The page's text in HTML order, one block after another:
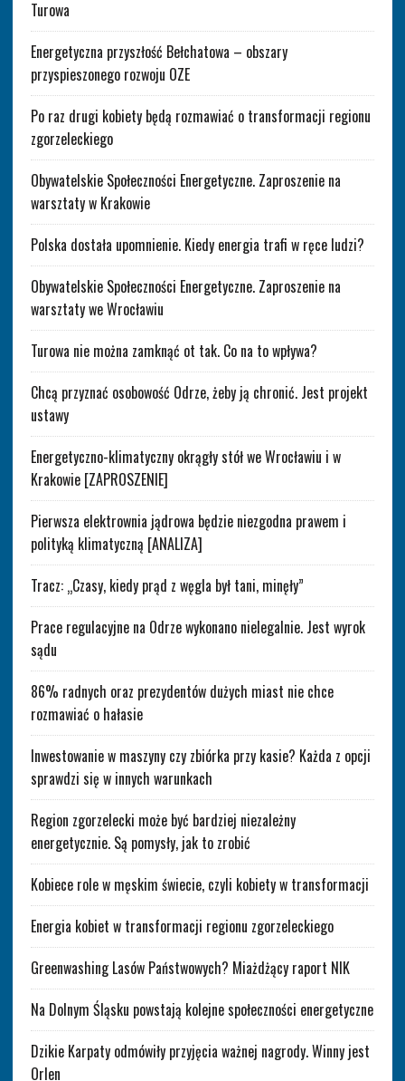
Turowa
Energetyczna przyszłość Bełchatowa – obszary
przyspieszonego rozwoju OZE
Po raz drugi kobiety będą rozmawiać o transformacji regionu
zgorzeleckiego
Obywatelskie Społeczności Energetyczne. Zaproszenie na
warsztaty w Krakowie
Polska dostała upomnienie. Kiedy energia trafi w ręce ludzi?
Obywatelskie Społeczności Energetyczne. Zaproszenie na
warsztaty we Wrocławiu
Turowa nie można zamknąć ot tak. Co na to wpływa?
Chcą przyznać osobowość Odrze, żeby ją chronić. Jest projekt
ustawy
Energetyczno-klimatyczny okrągły stół we Wrocławiu i w
Krakowie [ZAPROSZENIE]
Pierwsza elektrownia jądrowa będzie niezgodna prawem i
polityką klimatyczną [ANALIZA]
Tracz: „Czasy, kiedy prąd z węgla był tani, minęły”
Prace regulacyjne na Odrze wykonano nielegalnie. Jest wyrok
sądu
86% radnych oraz prezydentów dużych miast nie chce
rozmawiać o hałasie
Inwestowanie w maszyny czy zbiórka przy kasie? Każda z opcji
sprawdzi się w innych warunkach
Region zgorzelecki może być bardziej niezależny
energetycznie. Są pomysły, jak to zrobić
Kobiece role w męskim świecie, czyli kobiety w transformacji
Energia kobiet w transformacji regionu zgorzeleckiego
Greenwashing Lasów Państwowych? Miażdżący raport NIK
Na Dolnym Śląsku powstają kolejne społeczności energetyczne
Dzikie Karpaty odmówiły przyjęcia ważnej nagrody. Winny jest
Orlen